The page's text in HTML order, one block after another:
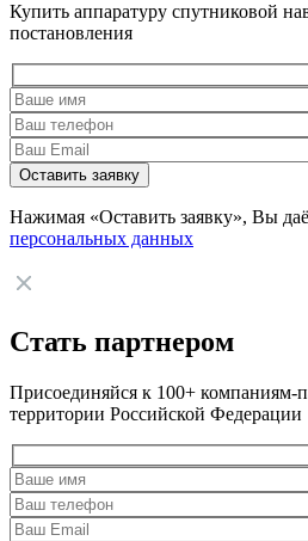
Купить аппаратуру спутниковой
постановления
Нажимая «Оставить заявку», Вы
персональных данных
Стать партнером
Присоединяйся к 100+ компаниям-
территории Российской Федерации